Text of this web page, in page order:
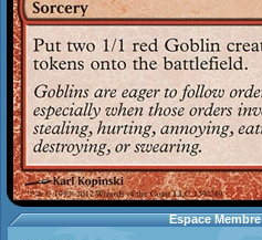
Espace Membre